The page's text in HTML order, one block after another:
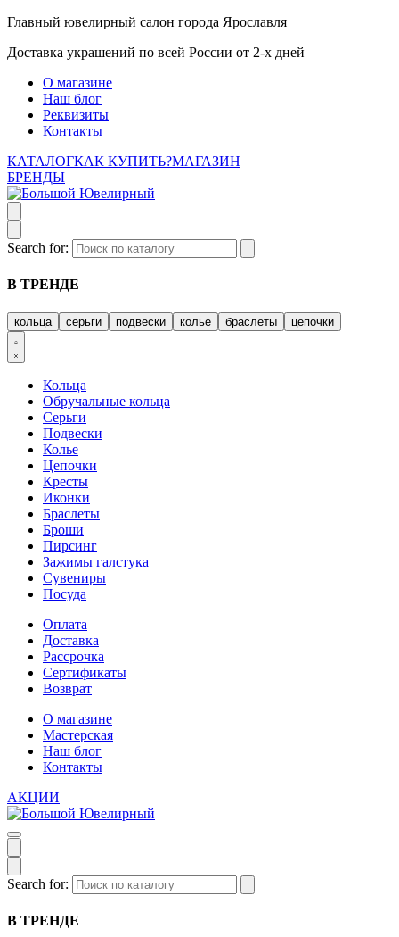
Главный ювелирный салон города Ярославля
Доставка украшений по всей России от 2-х дней
О магазине
Наш блог
Реквизиты
Контакты
КАТАЛОГКАК КУПИТЬ?МАГАЗИН
БРЕНДЫ
Search for:
В ТРЕНДЕ
кольца серьги подвески колье браслеты цепочки
Кольца
Обручальные кольца
Серьги
Подвески
Колье
Цепочки
Кресты
Иконки
Браслеты
Броши
Пирсинг
Зажимы галстука
Сувениры
Посуда
Оплата
Доставка
Рассрочка
Сертификаты
Возврат
О магазине
Мастерская
Наш блог
Контакты
АКЦИИ
Search for:
В ТРЕНДЕ